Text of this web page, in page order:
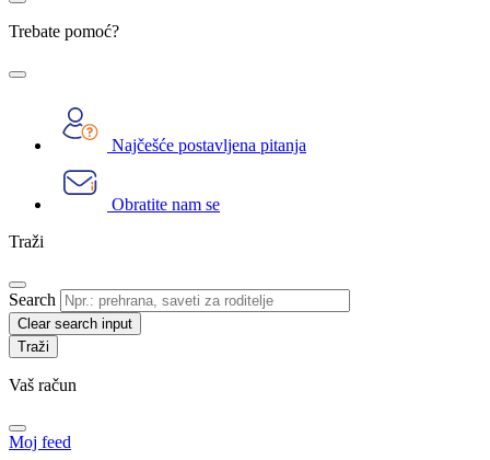
Trebate pomoć?
Najčešće postavljena pitanja
Obratite nam se
Traži
Search
Clear search input
Vaš račun
Moj feed